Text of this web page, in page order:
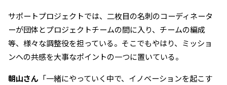
サポートプロジェクトでは、二枚目の名刺のコーディネータ
ーが団体とプロジェクトチームの間に入り、チームの編成
等、様々な調整役を担っている。そこでもやはり、ミッショ
ンへの共感を大事なポイントの一つに置いている。
朝山さん 「一緒にやっていく中で、イノベーションを起こす